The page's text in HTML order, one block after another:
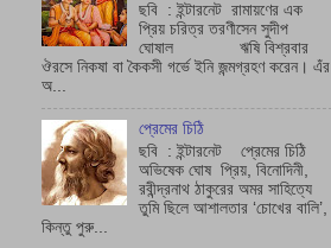
ছবি : ইন্টারনেট রামায়ণের এক
প্রিয় চরিত্র তরণীসেন সুদীপ
ঘোষাল ঋষি বিশ্রবার
ঔরসে নিকষা বা কৈকসী গর্ভে ইনি জন্মগ্রহণ করেন। এঁর
অ...
প্রেমের চিঠি
ছবি : ইন্টারনেট প্রেমের চিঠি
অভিষেক ঘোষ প্রিয়, বিনোদিনী,
রবীন্দ্রনাথ ঠাকুরের অমর সাহিত্যে
তুমি ছিলে আশালতার ‘চোখের বালি’,
কিন্তু পুরু...